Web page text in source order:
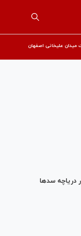
میدان علیخانی اصفهان
دریاچه سدها